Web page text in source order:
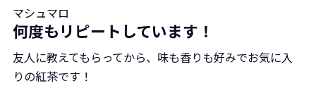
マシュマロ
何度もリピートしています！
友人に教えてもらってから、味も香りも好みでお気に入
りの紅茶です！